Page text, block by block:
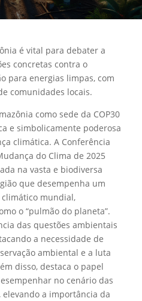
é vital para debater a
concretas contra o
para energias limpas, com
comunidades locais.
como sede da COP30
e simbolicamente poderosa
climática. A Conferência
do Clima de 2025
na vasta e biodiversa
que desempenha um
mundial,
o “pulmão do planeta”.
das questões ambientais
a necessidade de
ambiental e a luta
disso, destaca o papel
no cenário das
a importância da